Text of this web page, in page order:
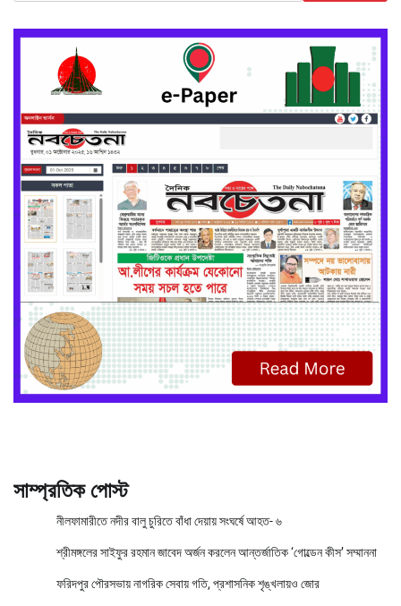
সাম্প্রতিক পোস্ট
নীলফামারীতে নদীর বালু চুরিতে বাঁধা দেয়ায় সংঘর্ষে আহত- ৬
শ্রীমঙ্গলের সাইফুর রহমান জাবেদ অর্জন করলেন আন্তর্জাতিক ‘গোল্ডেন কীস’ সম্মাননা
ফরিদপুর পৌরসভায় নাগরিক সেবায় গতি, প্রশাসনিক শৃঙ্খলায়ও জোর